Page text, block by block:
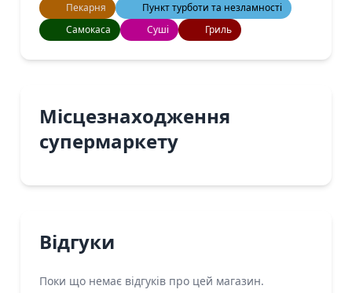
Пекарня
Пункт турботи та незламності
Самокаса
Суші Гриль
Місцезнаходження
супермаркету
Відгуки
Поки що немає відгуків про цей магазин.